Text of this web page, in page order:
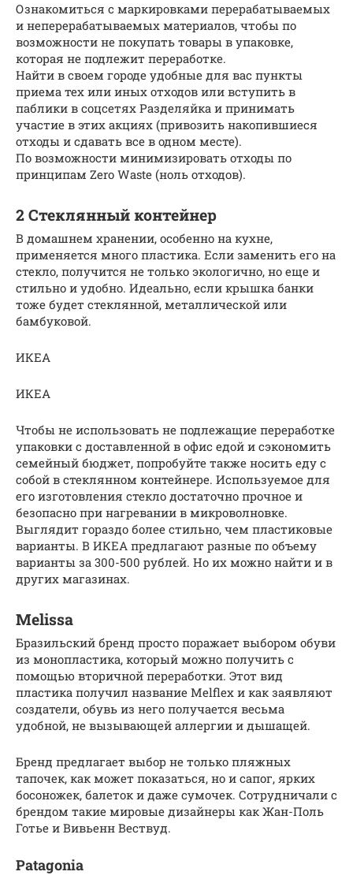
Ознакомиться с маркировками перерабатываемых
и неперерабатываемых материалов, чтобы по
возможности не покупать товары в упаковке,
которая не подлежит переработке.
Найти в своем городе удобные для вас пункты
приема тех или иных отходов или вступить в
паблики в соцсетях Разделяйка и принимать
участие в этих акциях (привозить накопившиеся
отходы и сдавать все в одном месте).
По возможности минимизировать отходы по
принципам Zero Waste (ноль отходов).
2 Стеклянный контейнер
В домашнем хранении, особенно на кухне,
применяется много пластика. Если заменить его на
стекло, получится не только экологично, но еще и
стильно и удобно. Идеально, если крышка банки
тоже будет стеклянной, металлической или
бамбуковой.
ИКЕА
ИКЕА
Чтобы не использовать не подлежащие переработке
упаковки с доставленной в офис едой и сэкономить
семейный бюджет, попробуйте также носить еду с
собой в стеклянном контейнере. Используемое для
его изготовления стекло достаточно прочное и
безопасно при нагревании в микроволновке.
Выглядит гораздо более стильно, чем пластиковые
варианты. В ИКЕА предлагают разные по объему
варианты за 300-500 рублей. Но их можно найти и в
других магазинах.
Melissa
Бразильский бренд просто поражает выбором обуви
из монопластика, который можно получить с
помощью вторичной переработки. Этот вид
пластика получил название Melflex и как заявляют
создатели, обувь из него получается весьма
удобной, не вызывающей аллергии и дышащей.
Бренд предлагает выбор не только пляжных
тапочек, как может показаться, но и сапог, ярких
босоножек, балеток и даже сумочек. Сотрудничали с
брендом такие мировые дизайнеры как Жан-Поль
Готье и Вивьенн Вествуд.
Patagonia